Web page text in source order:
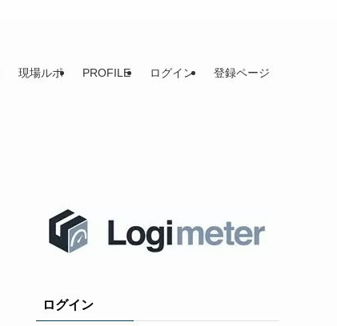
現場ルポ PROFILE ログイン 登録ページ
ログイン